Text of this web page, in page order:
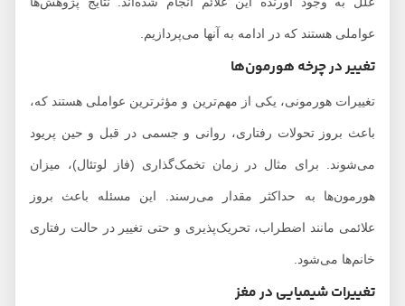
عواملی هستند که در ادامه به آنها می‌پردازیم.
تغییر در چرخه هورمون‌ها
تغییرات هورمونی، یکی از مهم‌ترین و مؤثرترین عواملی هستند که،
باعث بروز تحولات رفتاری، روانی و جسمی در قبل و حین پریود
می‌شوند. برای مثال در زمان تخمک‌گذاری (فاز لوتئال)، میزان
هورمون‌ها به حداکثر مقدار می‌رسند. این مسئله باعث بروز
علائمی مانند اضطراب، تحریک‌پذیری و حتی تغییر در حالت رفتاری
خانم‌ها می‌شود.
تغییرات شیمیایی در مغز